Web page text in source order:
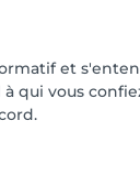
et
vous